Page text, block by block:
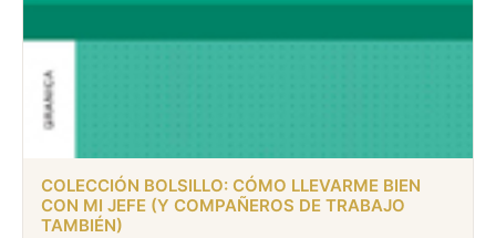
COLECCIÓN BOLSILLO: CÓMO LLEVARME BIEN
CON MI JEFE (Y COMPAÑEROS DE TRABAJO
TAMBIÉN)